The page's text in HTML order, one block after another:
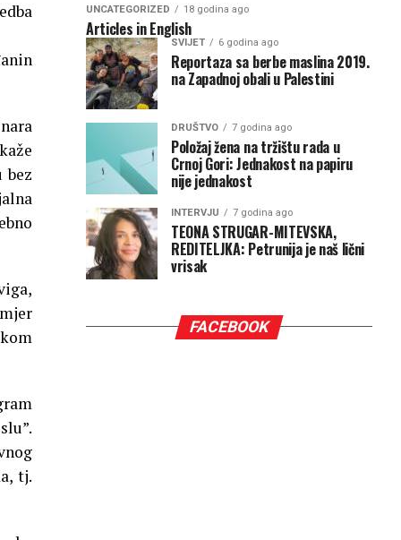
bez
tj.
UNCATEGORIZED 18 godina ago
Articles in English
SVIJET 6 godina ago
Reportaza sa berbe maslina 2019.
na Zapadnoj obali u Palestini
DRUŠTVO 7 godina ago
Položaj žena na tržištu rada u
Crnoj Gori: Jednakost na papiru
nije jednakost
INTERVJU 7 godina ago
TEONA STRUGAR-MITEVSKA,
REDITELJKA: Petrunija je naš lični
vrisak
FACEBOOK